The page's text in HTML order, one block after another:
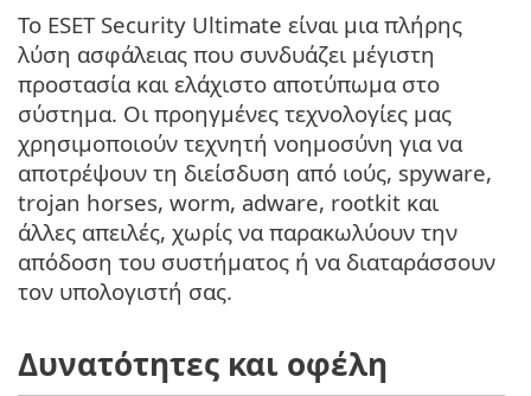
Το ESET Security Ultimate είναι μια πλήρης
λύση ασφάλειας που συνδυάζει μέγιστη
προστασία και ελάχιστο αποτύπωμα στο
σύστημα. Οι προηγμένες τεχνολογίες μας
χρησιμοποιούν τεχνητή νοημοσύνη για να
αποτρέψουν τη διείσδυση από ιούς, spyware,
trojan horses, worm, adware, rootkit και
άλλες απειλές, χωρίς να παρακωλύουν την
απόδοση του συστήματος ή να διαταράσσουν
τον υπολογιστή σας.
Δυνατότητες και οφέλη